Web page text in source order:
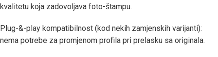
kvalitetu koja zadovoljava foto-štampu.
Plug-&-play kompatibilnost (kod nekih zamjenskih varijanti):
nema potrebe za promjenom profila pri prelasku sa originala.